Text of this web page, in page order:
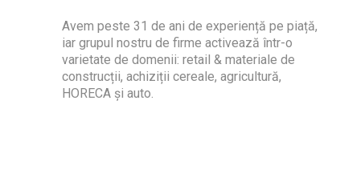
Avem peste 31 de ani de experiență pe piață,
iar grupul nostru de firme activează într-o
varietate de domenii: retail & materiale de
construcții, achiziții cereale, agricultură,
HORECA și auto.